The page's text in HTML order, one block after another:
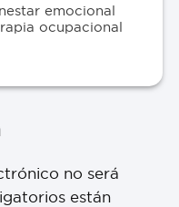
emocional
ocupacional
no será
están